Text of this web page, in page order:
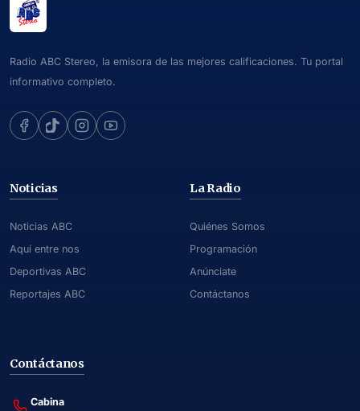
Radio ABC Stereo, la emisora de las mejores calificaciones. Tu portal
informativo completo.
Noticias
Noticias ABC
Aquí entre nos
Deportivas ABC
Reportajes ABC
La Radio
Quiénes Somos
Programación
Anúnciate
Contáctanos
Contáctanos
Cabina